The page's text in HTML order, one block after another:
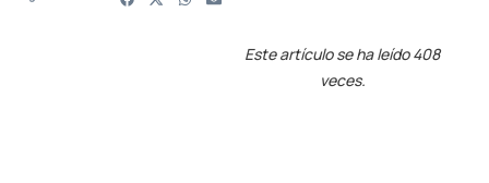
Este artículo se ha leído 408
veces.